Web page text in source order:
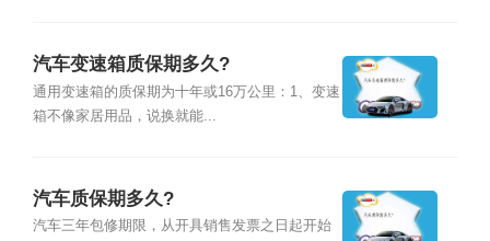
汽车变速箱质保期多久?
通用变速箱的质保期为十年或16万公里：1、变速
箱不像家居用品，说换就能...
汽车质保期多久?
汽车三年包修期限，从开具销售发票之日起开始